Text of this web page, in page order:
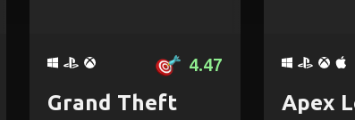
4.47
Grand Theft
Apex